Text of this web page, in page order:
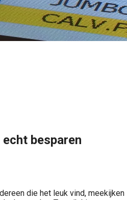
besparen
die het leuk vind, meekijken